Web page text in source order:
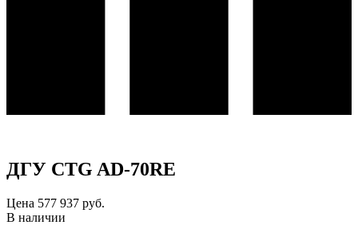
ДГУ CTG AD-70RE
Цена 577 937 руб.
В наличии